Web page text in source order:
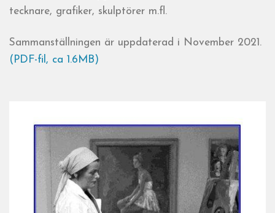
tecknare, grafiker, skulptörer m.fl.
Sammanställningen är uppdaterad i November 2021.
(PDF-fil, ca 1.6MB)